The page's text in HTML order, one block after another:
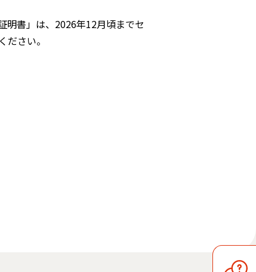
明書」は、2026年12月頃までセ
さい。